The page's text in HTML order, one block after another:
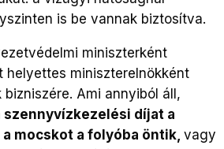
is be vannak biztosítva.
miniszterként
helyettes miniszterelnökként
Ami annyiból áll,
díjat a
mocskot a folyóba öntik, vagy